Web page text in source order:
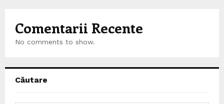
Comentarii Recente
No comments to show.
Căutare